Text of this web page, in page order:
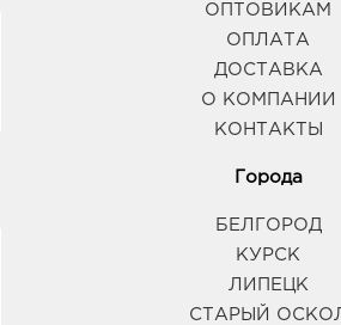
ОПТОВИКАМ
ОПЛАТА
ДОСТАВКА
О КОМПАНИИ
КОНТАКТЫ
Города
БЕЛГОРОД
КУРСК
ЛИПЕЦК
СТАРЫЙ ОСКОЛ